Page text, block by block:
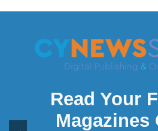
Read Your
Magazines